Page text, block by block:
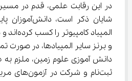
در این رقابت علمی، قدم در مسیر
شایان ذکر
و برنز سایر المپیادها، در صورت
دانش آموزی علوم زمین، ملزم
ثبت‌نام و